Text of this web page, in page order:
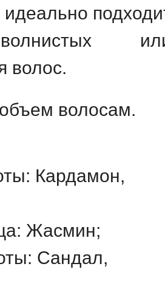
волос.
волосам.
Кардамон,
Жасмин;
Сандал,